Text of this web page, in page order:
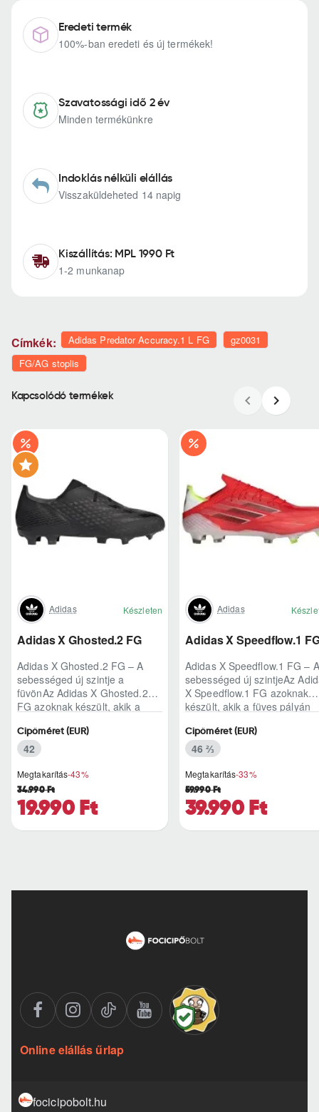
Eredeti termék
100%-ban eredeti és új termékek!
Szavatossági idő 2 év
Minden termékünkre
Indoklás nélküli elállás
Visszaküldeheted 14 napig
Kiszállítás: MPL 1990 Ft
1-2 munkanap
Címkék: Adidas Predator Accuracy.1 L FG
gz0031
FG/AG stoplis
Kapcsolódó termékek
Adidas Készleten
Adidas X Ghosted.2 FG
Adidas X Ghosted.2 FG – A
sebességed új szintje a
füvönAz Adidas X Ghosted.2
FG azoknak készült, akik a
pillanataiban is azonnal r..
Megtakarítás-43%
19.990 Ft
34.990 Ft
Cipőméret (EUR)
42
Adidas
Adidas X Speedflow.1
Adidas X Speedflow.1 FG – A
sebességed új szintjeAz
X Speedflow.1 FG azoknak
készült, akik a füves pályán
ritmust diktál..
Megtakarítás-33%
39.990 Ft
59.990 Ft
Cipőméret (EUR)
46 ⅔
Online elállás űrlap
focicipobolt.hu